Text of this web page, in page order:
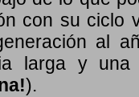
con su ciclo
al
largay una
).